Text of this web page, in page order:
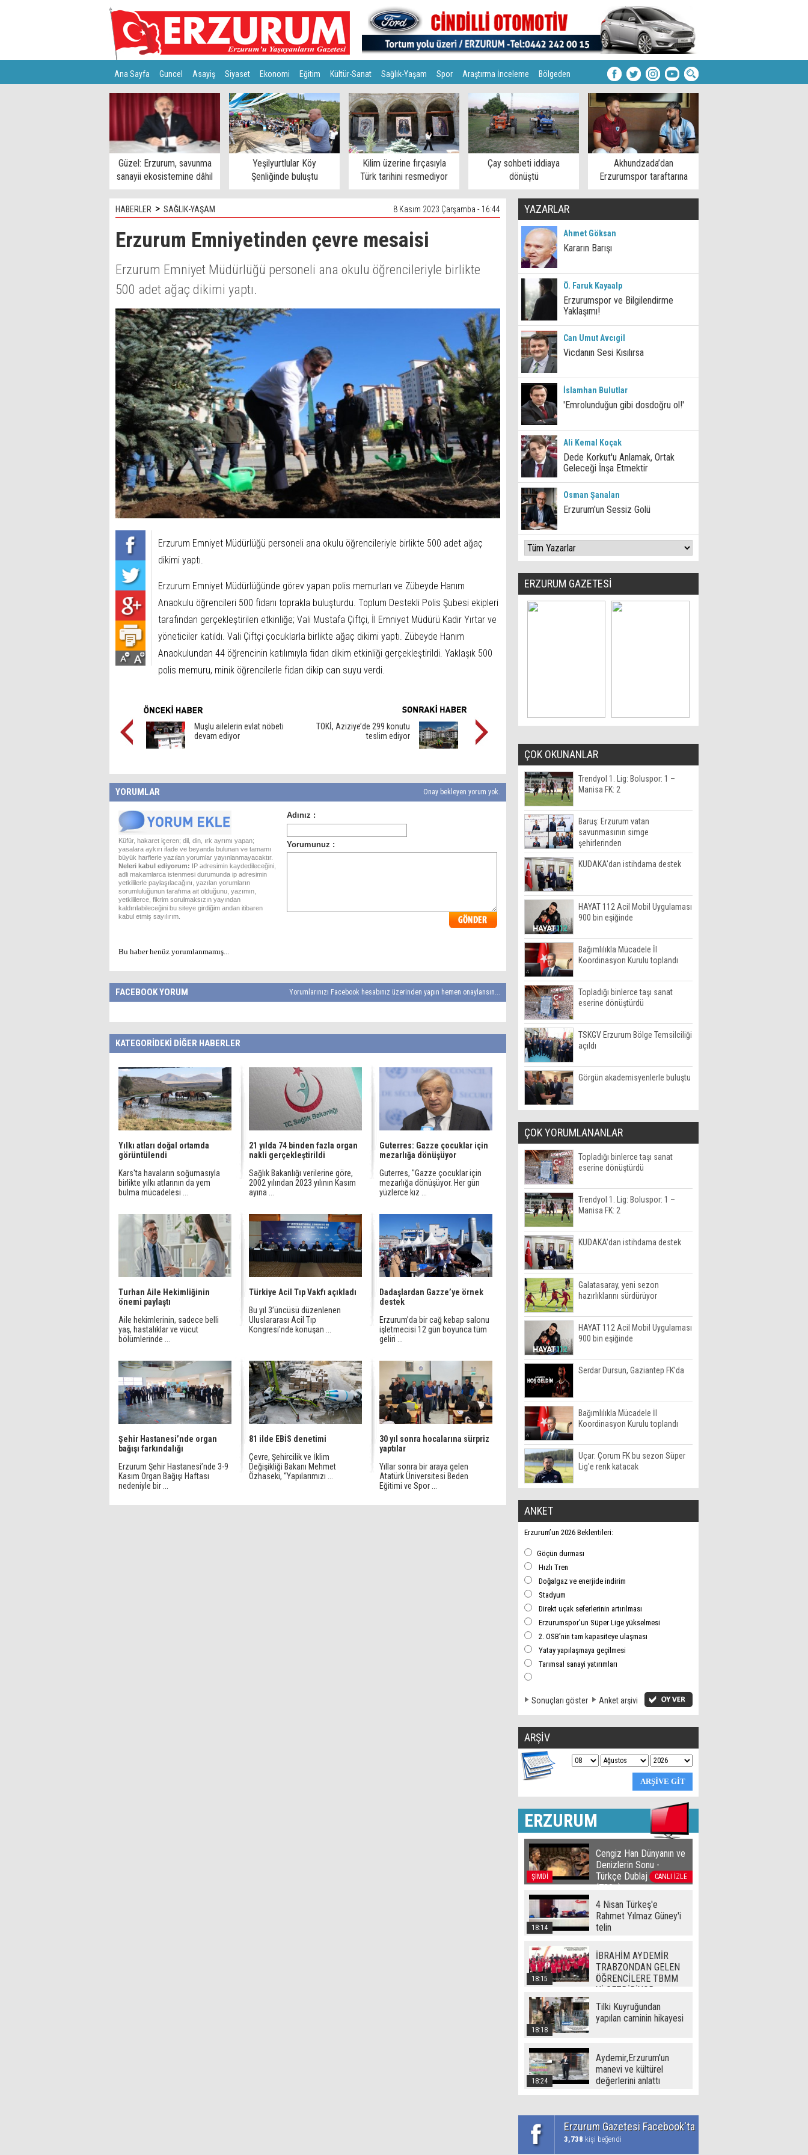
Ana Sayfa Guncel Asayiş Siyaset Ekonomi Eğitim Kültür-Sanat Sağlık-Yaşam Spor Araştırma İnceleme Bölgeden
Teknoloji
Güzel: Erzurum, savunma
sanayii ekosistemine dâhil
edilmeli
Yeşilyurtlular Köy
Şenliğinde buluştu
Kilim üzerine fırçasıyla
Türk tarihini resmediyor
Çay sohbeti iddiaya
dönüştü
Akhundzada’dan
Erzurumspor taraftarına
mesaj
HABERLER > SAĞLIK-YAŞAM 8 Kasım 2023 Çarşamba - 16:44
Erzurum Emniyetinden çevre mesaisi
Erzurum Emniyet Müdürlüğü personeli ana okulu öğrencileriyle birlikte
500 adet ağaç dikimi yaptı.
Erzurum Emniyet Müdürlüğü personeli ana okulu öğrencileriyle birlikte 500 adet ağaç
dikimi yaptı.
Erzurum Emniyet Müdürlüğünde görev yapan polis memurları ve Zübeyde Hanım
Anaokulu öğrencileri 500 fidanı toprakla buluşturdu. Toplum Destekli Polis Şubesi ekipleri
tarafından gerçekleştirilen etkinliğe; Vali Mustafa Çiftçi, İl Emniyet Müdürü Kadir Yırtar ve
yöneticiler katıldı. Vali Çiftçi çocuklarla birlikte ağaç dikimi yaptı. Zübeyde Hanım
Anaokulundan 44 öğrencinin katılımıyla fidan dikim etkinliği gerçekleştirildi. Yaklaşık 500
polis memuru, minik öğrencilerle fidan dikip can suyu verdi.
Muşlu ailelerin evlat nöbeti
devam ediyor
TOKİ, Aziziye’de 299 konutu
teslim ediyor
YORUMLAR Onay bekleyen yorum yok.
Küfür, hakaret içeren; dil, din, ırk ayrımı yapan;
yasalara aykırı ifade ve beyanda bulunan ve tamamı
büyük harflerle yazılan yorumlar yayınlanmayacaktır.
Neleri kabul ediyorum: IP adresimin kaydedileceğini,
adli makamlarca istenmesi durumunda ip adresimin
yetkililerle paylaşılacağını, yazılan yorumların
sorumluluğunun tarafıma ait olduğunu, yazımın,
yetkililerce, fikrim sorulmaksızın yayından
kaldırılabileceğini bu siteye girdiğim andan itibaren
kabul etmiş sayılırım.
Bu haber henüz yorumlanmamış...
FACEBOOK YORUM Yorumlarınızı Facebook hesabınız üzerinden yapın hemen onaylansın...
KATEGORİDEKİ DİĞER HABERLER
Yılkı atları doğal ortamda
görüntülendi
Kars'ta havaların soğumasıyla
birlikte yılkı atlarının da yem
bulma mücadelesi ...
21 yılda 74 binden fazla organ
nakli gerçekleştirildi
Sağlık Bakanlığı verilerine göre,
2002 yılından 2023 yılının Kasım
ayına ...
Guterres: Gazze çocuklar için
mezarlığa dönüşüyor
Guterres, "Gazze çocuklar için
mezarlığa dönüşüyor. Her gün
yüzlerce kız ...
Turhan Aile Hekimliğinin
önemi paylaştı
Aile hekimlerinin, sadece belli
yaş, hastalıklar ve vücut
bölümlerinde ...
Türkiye Acil Tıp Vakfı açıkladı
Bu yıl 3’üncüsü düzenlenen
Uluslararası Acil Tıp
Kongresi'nde konuşan ...
Dadaşlardan Gazze’ye örnek
destek
Erzurum’da bir cağ kebap salonu
işletmecisi 12 gün boyunca tüm
geliri ...
Şehir Hastanesi’nde organ
bağışı farkındalığı
Erzurum Şehir Hastanesi’nde 3-9
Kasım Organ Bağışı Haftası
nedeniyle bir ...
81 ilde EBİS denetimi
Çevre, Şehircilik ve İklim
Değişikliği Bakanı Mehmet
Özhaseki, “Yapılarımızı ...
30 yıl sonra hocalarına sürpriz
yaptılar
Yıllar sonra bir araya gelen
Atatürk Üniversitesi Beden
Eğitimi ve Spor ...
YAZARLAR
Ahmet Göksan
Kararın Barışı
Ö. Faruk Kayaalp
Erzurumspor ve Bilgilendirme
Yaklaşımı!
Can Umut Avcıgil
Vicdanın Sesi Kısılırsa
İslamhan Bulutlar
'Emrolunduğun gibi dosdoğru ol!'
Ali Kemal Koçak
Dede Korkut'u Anlamak, Ortak
Geleceği İnşa Etmektir
Osman Şanalan
Erzurum'un Sessiz Golü
ERZURUM GAZETESİ
ÇOK OKUNANLAR
Trendyol 1. Lig: Boluspor: 1 –
Manisa FK: 2
Baruş: Erzurum vatan
savunmasının simge
şehirlerinden
KUDAKA'dan istihdama destek
HAYAT 112 Acil Mobil Uygulaması
900 bin eşiğinde
Bağımlılıkla Mücadele İl
Koordinasyon Kurulu toplandı
Topladığı binlerce taşı sanat
eserine dönüştürdü
TSKGV Erzurum Bölge Temsilciliği
açıldı
Görgün akademisyenlerle buluştu
ÇOK YORUMLANANLAR
Topladığı binlerce taşı sanat
eserine dönüştürdü
Trendyol 1. Lig: Boluspor: 1 –
Manisa FK: 2
KUDAKA'dan istihdama destek
Galatasaray, yeni sezon
hazırlıklarını sürdürüyor
HAYAT 112 Acil Mobil Uygulaması
900 bin eşiğinde
Serdar Dursun, Gaziantep FK'da
Bağımlılıkla Mücadele İl
Koordinasyon Kurulu toplandı
Uçar: Çorum FK bu sezon Süper
Lig'e renk katacak
ANKET
Erzurum’un 2026 Beklentileri:
Göçün durması
Hızlı Tren
Doğalgaz ve enerjide indirim
Stadyum
Direkt uçak seferlerinin artırılması
Erzurumspor’un Süper Lige yükselmesi
2. OSB’nin tam kapasiteye ulaşması
Yatay yapılaşmaya geçilmesi
Tarımsal sanayi yatırımları
Sonuçları göster Anket arşivi
ARŞİV
ERZURUM
ŞİMDİ CANLI İZLE
Cengiz Han Dünyanın ve
Denizlerin Sonu -
Türkçe Dublaj film izle
(720p)
18:14
4 Nisan Türkeş'e
Rahmet Yılmaz Güney'i
telin
18:15
İBRAHİM AYDEMİR
TRABZONDAN GELEN
ÖĞRENCİLERE TBMM
Yİ GEZDİRİYOR
18:18
Tilki Kuyruğundan
yapılan caminin hikayesi
18:24
Aydemir,Erzurum'un
manevi ve kültürel
değerlerini anlattı
Erzurum Gazetesi Facebook'ta
3,738 kişi beğendi